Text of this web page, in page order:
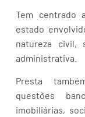
Tem centrado
estado
natureza civil,
administrativa.
Presta
questões
imobiliárias,